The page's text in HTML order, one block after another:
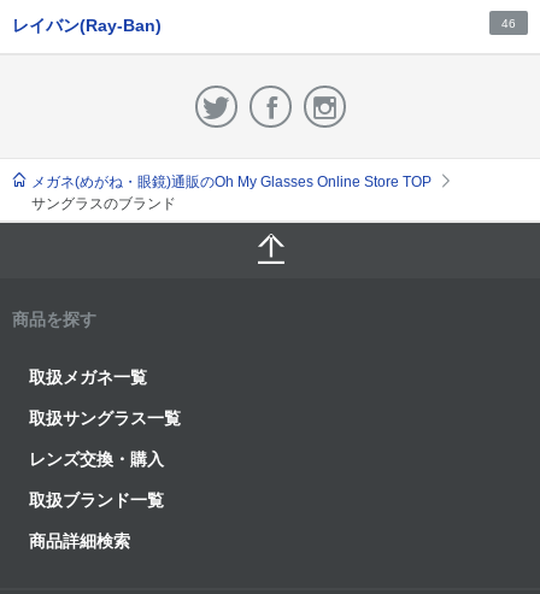
レイバン(Ray-Ban) 46
メガネ(めがね・眼鏡)通販のOh My Glasses Online Store TOP
サングラスのブランド
商品を探す
取扱メガネ一覧
取扱サングラス一覧
レンズ交換・購入
取扱ブランド一覧
商品詳細検索